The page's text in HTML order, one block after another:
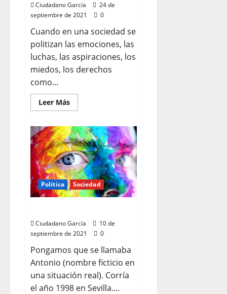
Ciudadano García
24 de
septiembre de 2021
0
Cuando en una sociedad se
politizan las emociones, las
luchas, las aspiraciones, los
miedos, los derechos
como...
Leer MásLeer
más
ASCO
Política Sociedad
Ciudadano García
10 de
septiembre de 2021
0
Pongamos que se llamaba
Antonio (nombre ficticio en
una situación real). Corría
el año 1998 en Sevilla....